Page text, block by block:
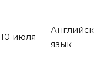
10 июля
Английский
язык